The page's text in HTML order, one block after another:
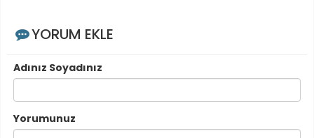
YORUM EKLE
Adınız Soyadınız
Yorumunuz